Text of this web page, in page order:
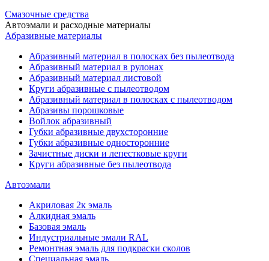
Смазочные средства
Автоэмали и расходные материалы
Абразивные материалы
Абразивный материал в полосках без пылеотвода
Абразивный материал в рулонах
Абразивный материал листовой
Круги абразивные с пылеотводом
Абразивный материал в полосках с пылеотводом
Абразивы порошковые
Войлок абразивный
Губки абразивные двухсторонние
Губки абразивные односторонние
Зачистные диски и лепестковые круги
Круги абразивные без пылеотвода
Автоэмали
Акриловая 2к эмаль
Алкидная эмаль
Базовая эмаль
Индустриальные эмали RAL
Ремонтная эмаль для подкраски сколов